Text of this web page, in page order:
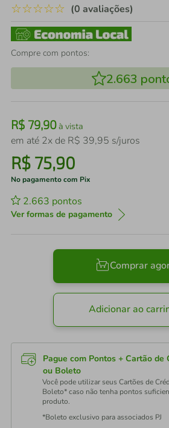
☆☆☆☆☆ (0 avaliações)
Compre com pontos:
2.663
R$ 79,90à vista
em até 2x de R$ 39,95 s/juros
R$ 75,90
No pagamento com Pix
2.663 pontos
Ver formas de pagamento
Comprar
Adicionar ao
Pague com Pontos + Cartão de
ou Boleto
Você pode utilizar seus Cartões de
Boleto* caso não tenha pontos
produto.
*Boleto exclusivo para associados PJ